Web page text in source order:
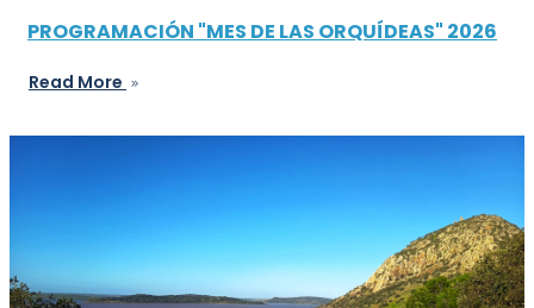
PROGRAMACIÓN "MES DE LAS ORQUÍDEAS" 2026
Read More